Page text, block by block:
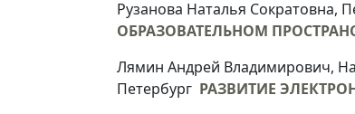
Рузанова Наталья Сократовна,
ОБРАЗОВАТЕЛЬНОМ
Лямин Андрей Владимирович,
Петербург РАЗВИТИЕ